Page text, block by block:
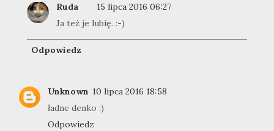
Ruda
15 lipca 2016 06:27
Ja też je lubię. :-)
Odpowiedz
Unknown 10 lipca 2016 18:58
ładne denko :)
Odpowiedz